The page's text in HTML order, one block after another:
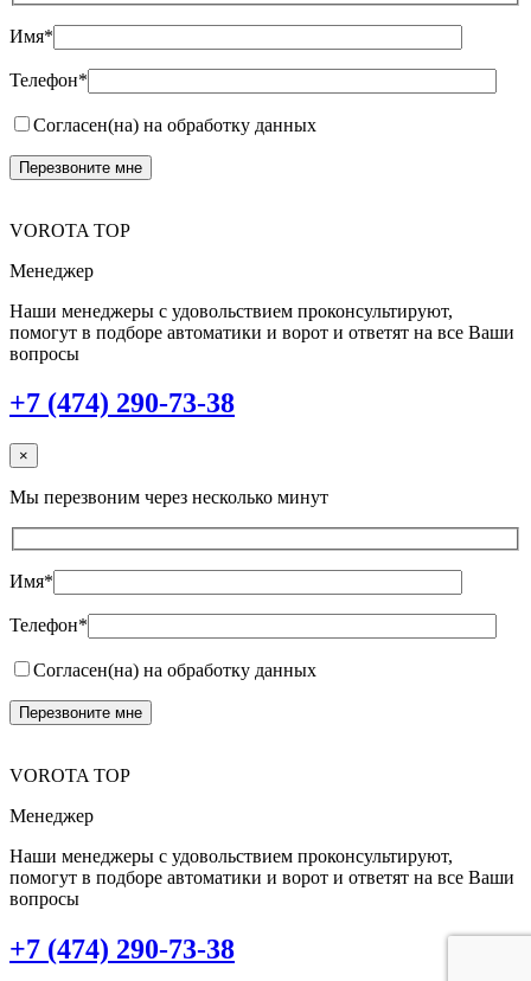
Имя*
Телефон*
Согласен(на) на обработку данных
VOROTA TOP
Менеджер
Наши менеджеры с удовольствием проконсультируют,
помогут в подборе автоматики и ворот и ответят на все Ваши
вопросы
+7 (474) 290-73-38
×
Мы перезвоним через несколько минут
Имя*
Телефон*
Согласен(на) на обработку данных
VOROTA TOP
Менеджер
Наши менеджеры с удовольствием проконсультируют,
помогут в подборе автоматики и ворот и ответят на все Ваши
вопросы
+7 (474) 290-73-38